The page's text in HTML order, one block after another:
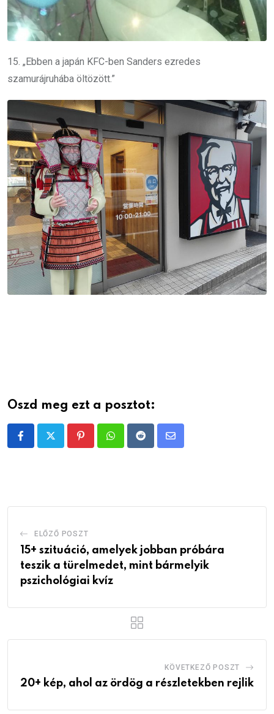
15. „Ebben a japán KFC-ben Sanders ezredes
szamurájruhába öltözött.”
Oszd meg ezt a posztot:
PinterestWhatsappRedditShare
ELŐZŐ POSZT
15+ szituáció, amelyek jobban próbára
teszik a türelmedet, mint bármelyik
pszichológiai kvíz
KÖVETKEZŐ POSZT
20+ kép, ahol az ördög a részletekben rejlik